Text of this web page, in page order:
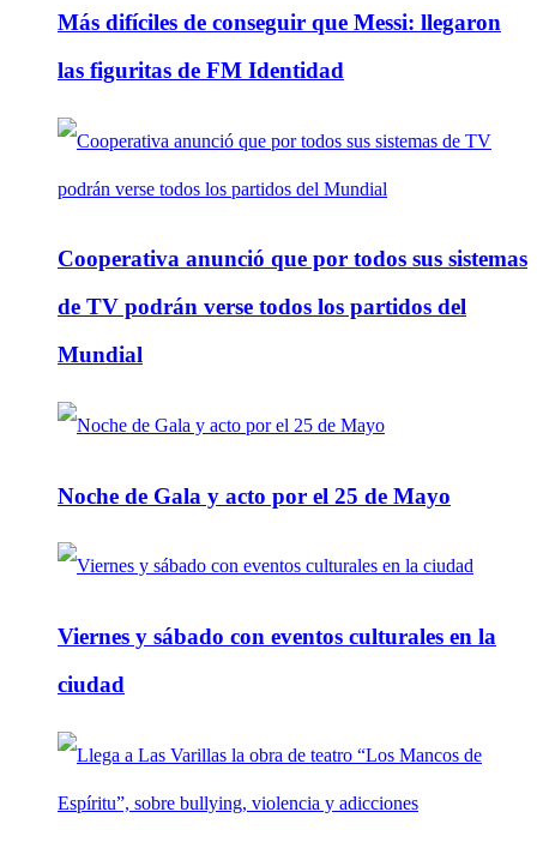
Más difíciles de conseguir que Messi: llegaron
las figuritas de FM Identidad
Cooperativa anunció que por todos sus sistemas
de TV podrán verse todos los partidos del
Mundial
Noche de Gala y acto por el 25 de Mayo
Viernes y sábado con eventos culturales en la
ciudad